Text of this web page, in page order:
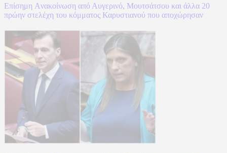
Επίσημη Aνακοίνωση από Αυγερινό, Μουτσάτσου και άλλα 20
πρώην στελέχη του κόμματος Καρυστιανού που αποχώρησαν